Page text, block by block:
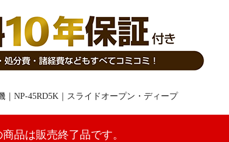
品は販売終了品です。